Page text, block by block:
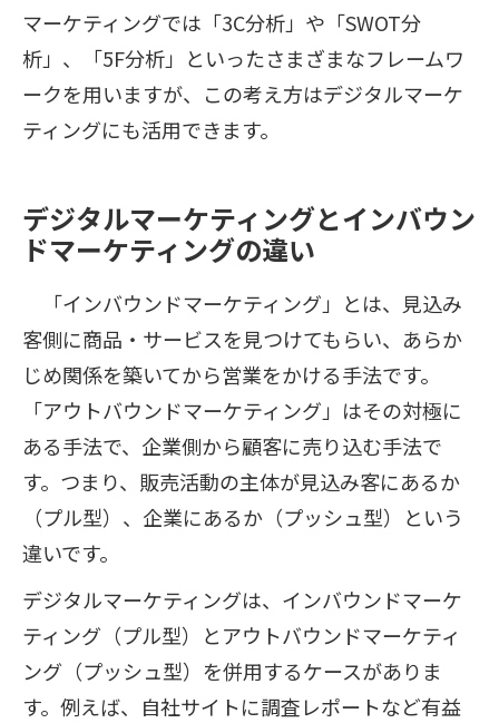
マーケティングでは「3C分析」や「SWOT分
析」、「5F分析」といったさまざまなフレームワ
ークを用いますが、この考え方はデジタルマーケ
ティングにも活用できます。
デジタルマーケティングとインバウン
ドマーケティングの違い
「インバウンドマーケティング」とは、見込み
客側に商品・サービスを見つけてもらい、あらか
じめ関係を築いてから営業をかける手法です。
「アウトバウンドマーケティング」はその対極に
ある手法で、企業側から顧客に売り込む手法で
す。つまり、販売活動の主体が見込み客にあるか
（プル型）、企業にあるか（プッシュ型）という
違いです。
デジタルマーケティングは、インバウンドマーケ
ティング（プル型）とアウトバウンドマーケティ
ング（プッシュ型）を併用するケースがありま
す。例えば、自社サイトに調査レポートなど有益